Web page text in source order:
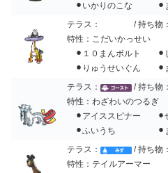
⚫︎いかりのこな ⚫︎
テラス：
/ 持ち物
特性：こだいかっせい
⚫︎１０まんボルト ⚫︎
⚫︎りゅうせいぐん ⚫︎
テラス：
/ 持ち物
特性：わざわいのつるぎ
⚫︎アイススピナー ⚫︎
⚫︎ふいうち ⚫︎ま
テラス：
/ 持ち物
特性：テイルアーマー